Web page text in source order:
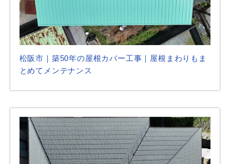
松阪市｜築50年の屋根カバー工事｜屋根まわりもま
とめてメンテナンス